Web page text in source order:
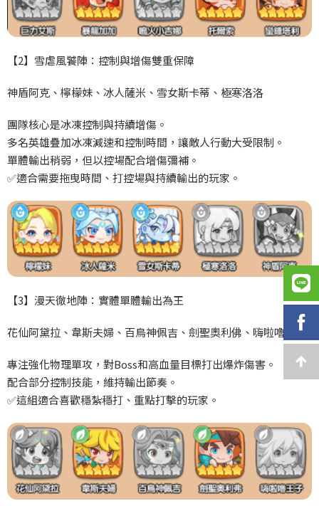
【2】雪虐風饕陣：控制與增傷雙重保障
神盾阿克、檸檬妹、冰人薩米、雪女斯卡蒂、極寒洛洛
團隊核心是冰凍控制與持續增傷。
多名英雄疊加冰凍減速和控制時間，讓敵人行動大受限制。
單體輸出稍弱，但以控場配合增傷彌補。
✅適合需要拖曳時間、打控場與持續輸出的玩家。
【3】漫天徹地陣：實體單體輸出為王
花仙阿黛拉、韋斯夫婦、百鳥神佩吉、劍聖奧利佛、嗨啦嚕王子
專注強化物理單攻，對Boss和高血量目標打出爆炸傷害。
配合部分控制技能，維持輸出節奏。
✅這組適合喜歡穩紮穩打、重點打擊的玩家。